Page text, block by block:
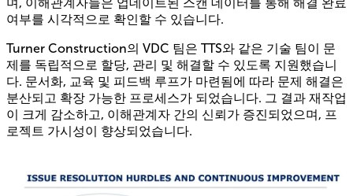
여부를 시각적으로 확인할 수 있습니다.
Turner Construction의 VDC 팀은 TTS와 같은 기술 팀이 문
제를 독립적으로 할당, 관리 및 해결할 수 있도록 지원했습니
다. 문서화, 교육 및 피드백 루프가 마련됨에 따라 문제 해결은
분산되고 확장 가능한 프로세스가 되었습니다. 그 결과 재작업
이 크게 감소하고, 이해관계자 간의 신뢰가 증진되었으며, 프
로젝트 가시성이 향상되었습니다.